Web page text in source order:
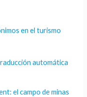
en el turismo
automática
el campo de minas